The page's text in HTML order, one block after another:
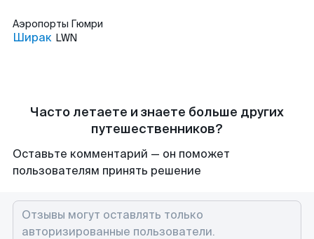
Аэропорты Гюмри
Ширак LWN
Часто летаете и знаете больше других
путешественников?
Оставьте комментарий — он поможет
пользователям принять решение